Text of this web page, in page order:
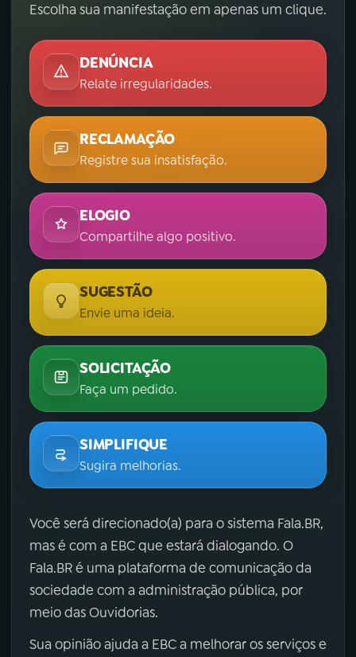
Escolha sua manifestação em apenas um clique.
DENÚNCIA
Relate irregularidades.
RECLAMAÇÃO
Registre sua insatisfação.
ELOGIO
Compartilhe algo positivo.
SUGESTÃO
Envie uma ideia.
SOLICITAÇÃO
Faça um pedido.
SIMPLIFIQUE
Sugira melhorias.
Você será direcionado(a) para o sistema Fala.BR,
mas é com a EBC que estará dialogando. O
Fala.BR é uma plataforma de comunicação da
sociedade com a administração pública, por
meio das Ouvidorias.
Sua opinião ajuda a EBC a melhorar os serviços e